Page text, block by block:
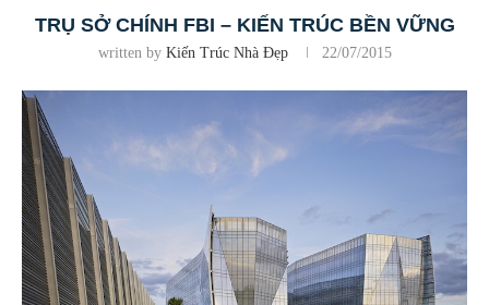
TRỤ SỞ CHÍNH FBI – KIẾN TRÚC BỀN VỮNG
written by Kiến Trúc Nhà Đẹp 22/07/2015